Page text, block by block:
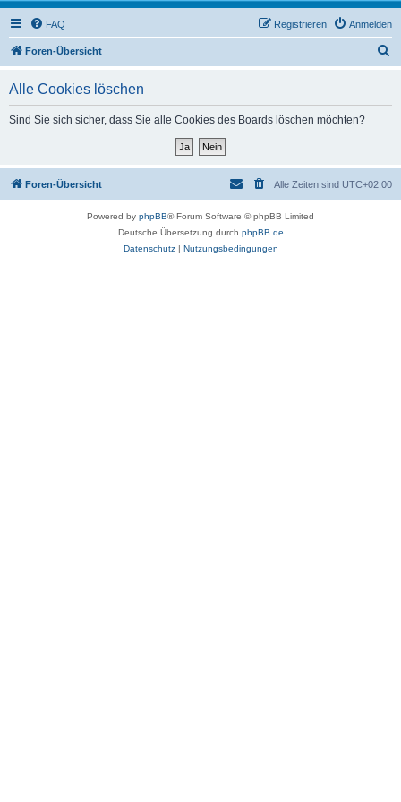
FAQ Anmelden
Registrieren
Foren-Übersicht
Alle Cookies löschen
Sind Sie sich sicher, dass Sie alle Cookies des Boards löschen möchten?
Foren-Übersicht Alle Zeiten sind UTC+02:00
Powered by phpBB® Forum Software © phpBB Limited
Deutsche Übersetzung durch phpBB.de
Datenschutz| Nutzungsbedingungen